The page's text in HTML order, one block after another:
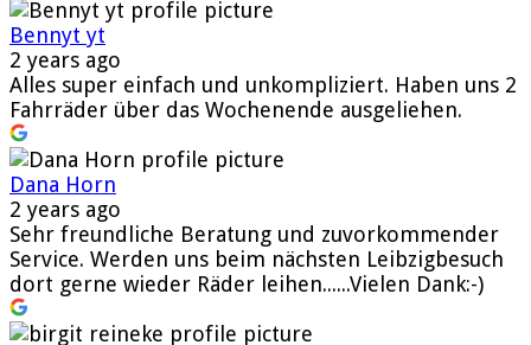
Bennyt yt
2 years ago
Alles super einfach und unkompliziert. Haben uns 2
Fahrräder über das Wochenende ausgeliehen.
Dana Horn
2 years ago
Sehr freundliche Beratung und zuvorkommender
Service. Werden uns beim nächsten Leibzigbesuch
dort gerne wieder Räder leihen......Vielen Dank:-)